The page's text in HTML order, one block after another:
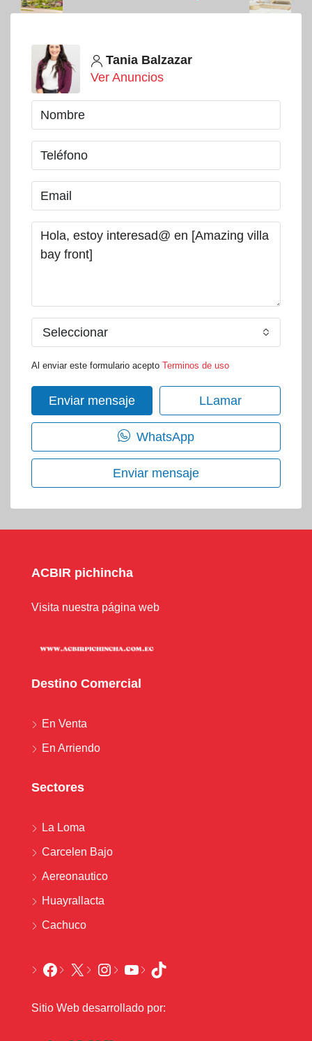
Tania Balzazar
Ver Anuncios
Seleccionar
Al enviar este formulario acepto Terminos de uso
Enviar mensaje LLamar
WhatsApp
Enviar mensaje
ACBIR pichincha
Visita nuestra página web
Destino Comercial
En Venta
En Arriendo
Sectores
La Loma
Carcelen Bajo
Aereonautico
Huayrallacta
Cachuco
Sitio Web desarrollado por: